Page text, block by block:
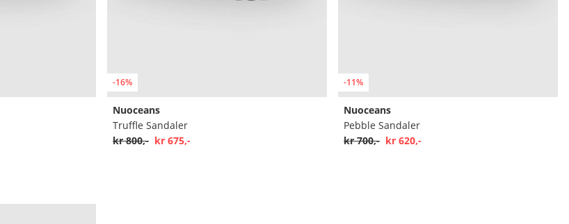
-16%
Nuoceans
Truffle Sandaler
kr 800,- kr 675,-
-11%
Nuoceans
Pebble Sandaler
kr 700,- kr 620,-